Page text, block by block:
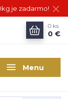
je zadarmo!
Menu
0 ks
0 €